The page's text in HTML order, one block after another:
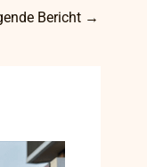
Bericht →